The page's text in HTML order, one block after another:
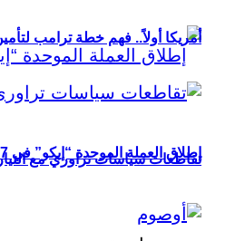
إطلاق العملة الموحدة “إيكو” في 2027.. “إيكواس” تمضي قدمًا دون انتظار
أمريكا أولاً.. فهم خطة ترامب
تقاطعات سياسات تراوري مع